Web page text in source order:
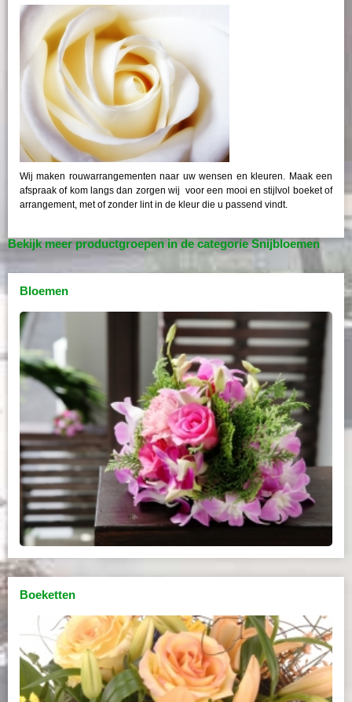
Wij maken rouwarrangementen naar uw wensen en kleuren. Maak een
afspraak of kom langs dan zorgen wij voor een mooi en stijlvol boeket of
arrangement, met of zonder lint in de kleur die u passend vindt.
Bekijk meer productgroepen in de categorie Snijbloemen
Bloemen
Boeketten